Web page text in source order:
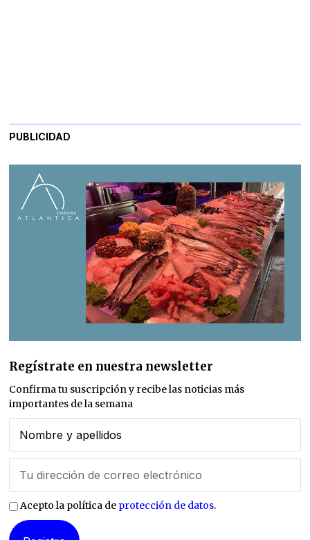
PUBLICIDAD
Regístrate en nuestra newsletter
Confirma tu suscripción y recibe las noticias más
importantes de la semana
Acepto la política de protección de datos.